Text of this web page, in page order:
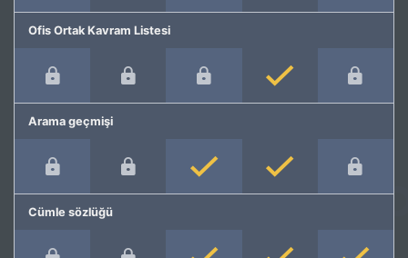
Ofis Ortak Kavram Listesi
Arama geçmişi
Cümle sözlüğü